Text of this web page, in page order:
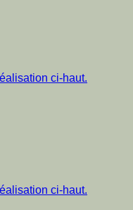
ci-haut.
ci-haut.